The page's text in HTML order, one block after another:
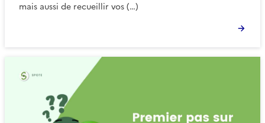
mais aussi de recueillir vos (…)